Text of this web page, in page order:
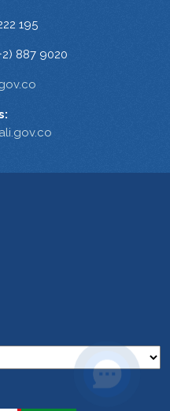
195
887 9020